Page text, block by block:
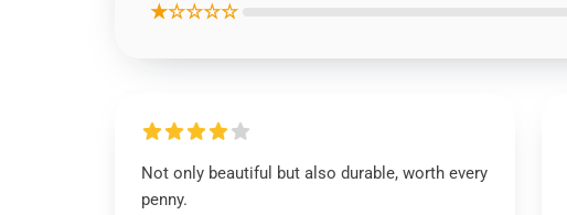
★☆☆☆☆
Not only beautiful but also durable, worth every
penny.